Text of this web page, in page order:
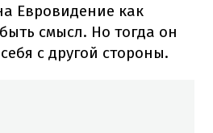
Евровидение как
смысл. Но тогда он
с другой стороны.